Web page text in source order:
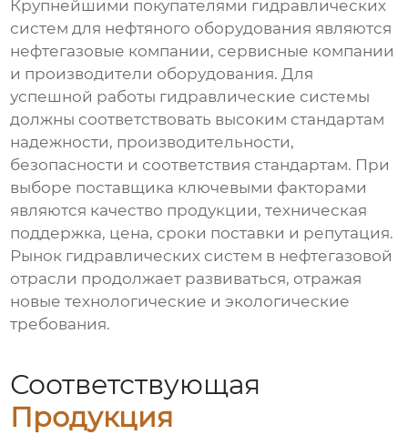
Крупнейшими покупателями гидравлических
систем для нефтяного оборудования являются
нефтегазовые компании, сервисные компании
и производители оборудования. Для
успешной работы гидравлические системы
должны соответствовать высоким стандартам
надежности, производительности,
безопасности и соответствия стандартам. При
выборе поставщика ключевыми факторами
являются качество продукции, техническая
поддержка, цена, сроки поставки и репутация.
Рынок гидравлических систем в нефтегазовой
отрасли продолжает развиваться, отражая
новые технологические и экологические
требования.
Соответствующая
Продукция